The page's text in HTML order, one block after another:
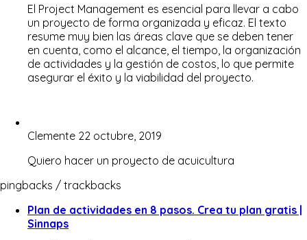
El Project Management es esencial para llevar a cabo
un proyecto de forma organizada y eficaz. El texto
resume muy bien las áreas clave que se deben tener
en cuenta, como el alcance, el tiempo, la organización
de actividades y la gestión de costos, lo que permite
asegurar el éxito y la viabilidad del proyecto.
Clemente 22 octubre, 2019
Quiero hacer un proyecto de acuicultura
pingbacks / trackbacks
Plan de actividades en 8 pasos. Crea tu plan gratis |
Sinnaps